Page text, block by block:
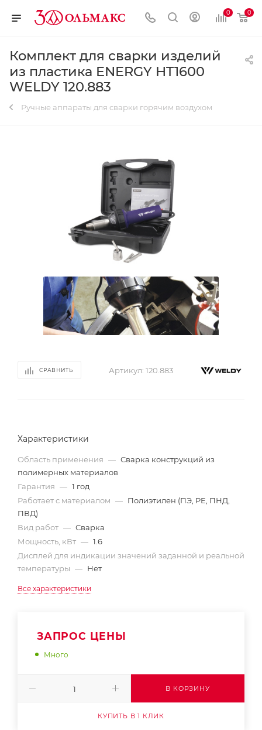
0 0
Комплект для сварки изделий
из пластика ENERGY HT1600
WELDY 120.883
Ручные аппараты для сварки горячим воздухом
СРАВНИТЬ Артикул: 120.883
Характеристики
Область применения — Сварка конструкций из
полимерных материалов
Гарантия — 1 год
Работает с материалом — Полиэтилен (ПЭ, PE, ПНД,
ПВД)
Вид работ — Сварка
Мощность, кВт — 1.6
Дисплей для индикации значений заданной и реальной
температуры — Нет
Все характеристики
ЗАПРОС ЦЕНЫ
Много
В КОРЗИНУ
КУПИТЬ В 1 КЛИК